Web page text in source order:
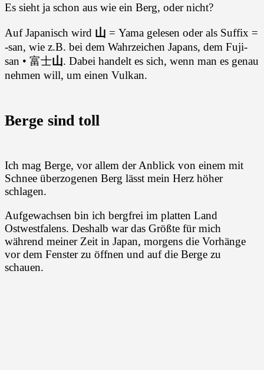
Es sieht ja schon aus wie ein Berg, oder nicht?
Auf Japanisch wird 山 = Yama gelesen oder als Suffix =
-san, wie z.B. bei dem Wahrzeichen Japans, dem Fuji-
san • 富士山. Dabei handelt es sich, wenn man es genau
nehmen will, um einen Vulkan.
Berge sind toll
Ich mag Berge, vor allem der Anblick von einem mit
Schnee überzogenen Berg lässt mein Herz höher
schlagen.
Aufgewachsen bin ich bergfrei im platten Land
Ostwestfalens. Deshalb war das Größte für mich
während meiner Zeit in Japan, morgens die Vorhänge
vor dem Fenster zu öffnen und auf die Berge zu
schauen.